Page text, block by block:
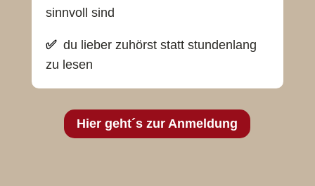
sinnvoll sind
✅ du lieber zuhörst statt stundenlang
zu lesen
Hier geht´s zur Anmeldung